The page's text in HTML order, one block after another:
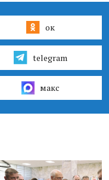
ок
telegram
макс